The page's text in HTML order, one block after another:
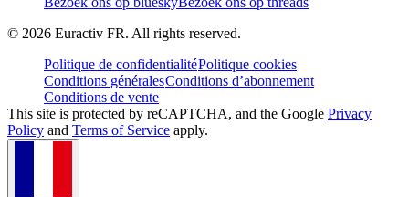
© 2026 Euractiv FR. All rights reserved.
Politique de confidentialitéPolitique cookies
Conditions généralesConditions d’abonnement
Conditions de vente
This site is protected by reCAPTCHA, and the Google Privacy
Policy and Terms of Service apply.